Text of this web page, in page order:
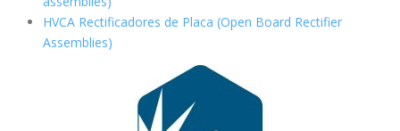
HVCA Rectificadores de Placa (Open Board Rectifier
Assemblies)